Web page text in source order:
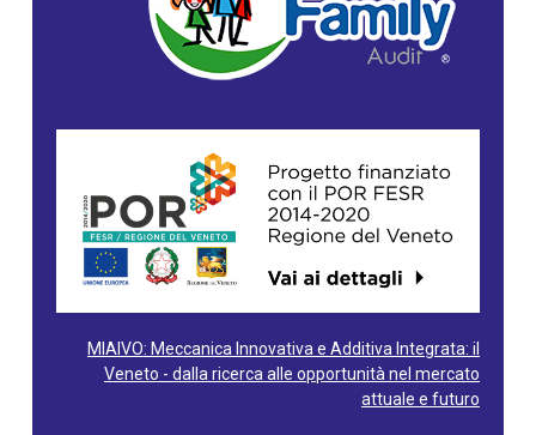
MIAIVO: Meccanica Innovativa e Additiva Integrata: il
Veneto - dalla ricerca alle opportunità nel mercato
attuale e futuro